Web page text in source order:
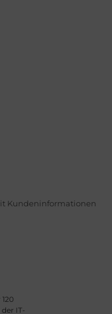
Kundeninformationen
IT-